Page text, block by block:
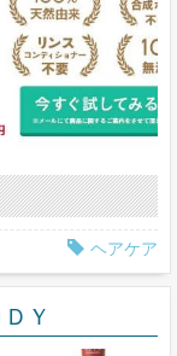
ヘアケア
Ｙ